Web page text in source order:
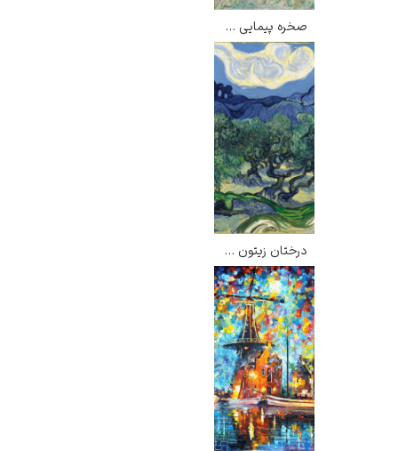
صخره پیمایی در پورویل – کلود مونه
درختان زیتون – ونسان ون گوگ